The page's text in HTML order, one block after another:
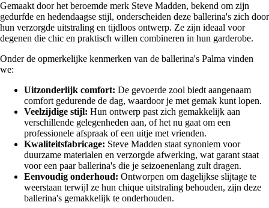
Gemaakt door het beroemde merk Steve Madden, bekend om zijn
gedurfde en hedendaagse stijl, onderscheiden deze ballerina's zich door
hun verzorgde uitstraling en tijdloos ontwerp. Ze zijn ideaal voor
degenen die chic en praktisch willen combineren in hun garderobe.
Onder de opmerkelijke kenmerken van de ballerina's Palma vinden
we:
Uitzonderlijk comfort: De gevoerde zool biedt aangenaam
comfort gedurende de dag, waardoor je met gemak kunt lopen.
Veelzijdige stijl: Hun ontwerp past zich gemakkelijk aan
verschillende gelegenheden aan, of het nu gaat om een
professionele afspraak of een uitje met vrienden.
Kwaliteitsfabricage: Steve Madden staat synoniem voor
duurzame materialen en verzorgde afwerking, wat garant staat
voor een paar ballerina's die je seizoenenlang zult dragen.
Eenvoudig onderhoud: Ontworpen om dagelijkse slijtage te
weerstaan terwijl ze hun chique uitstraling behouden, zijn deze
ballerina's gemakkelijk te onderhouden.